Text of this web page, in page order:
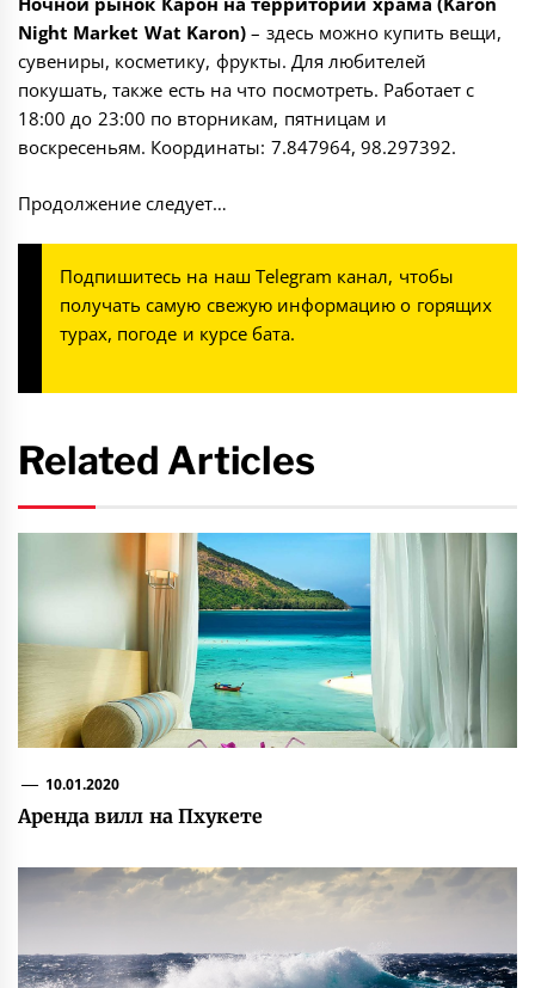
Night Market Wat Karon)– здесь можно купить вещи,
сувениры, косметику, фрукты. Для любителей
покушать, также есть на что посмотреть. Работает с
18:00 до 23:00 по вторникам, пятницам и
воскресеньям. Координаты: 7.847964, 98.297392.
Продолжение следует…
Подпишитесь на наш Telegram канал, чтобы
получать самую свежую информацию о горящих
турах, погоде и курсе бата.
Related Articles
10.01.2020
Аренда вилл на Пхукете